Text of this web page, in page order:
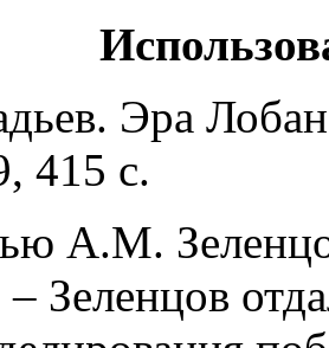
Эра
415 с.
А.М.
Зеленцов